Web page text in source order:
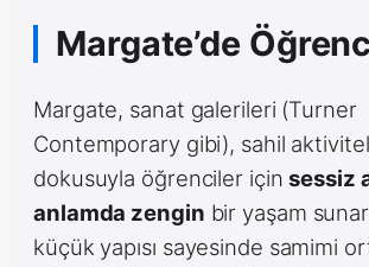
Margate’de
Margate, sanat galerileri (Turner
Contemporary gibi), sahil
dokusuyla öğrenciler içinsessiz
anlamda zengin bir yaşam
küçük yapısı sayesinde samimi